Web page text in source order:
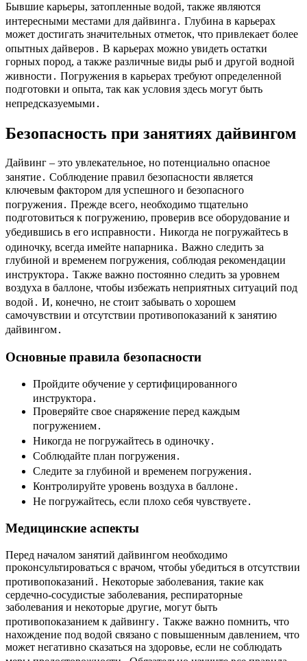
Бывшие карьеры, затопленные водой, также являются
интересными местами для дайвинга․ Глубина в карьерах
может достигать значительных отметок, что привлекает более
опытных дайверов․ В карьерах можно увидеть остатки
горных пород, а также различные виды рыб и другой водной
живности․ Погружения в карьерах требуют определенной
подготовки и опыта, так как условия здесь могут быть
непредсказуемыми․
Безопасность при занятиях дайвингом
Дайвинг – это увлекательное, но потенциально опасное
занятие․ Соблюдение правил безопасности является
ключевым фактором для успешного и безопасного
погружения․ Прежде всего, необходимо тщательно
подготовиться к погружению, проверив все оборудование и
убедившись в его исправности․ Никогда не погружайтесь в
одиночку, всегда имейте напарника․ Важно следить за
глубиной и временем погружения, соблюдая рекомендации
инструктора․ Также важно постоянно следить за уровнем
воздуха в баллоне, чтобы избежать неприятных ситуаций под
водой․ И, конечно, не стоит забывать о хорошем
самочувствии и отсутствии противопоказаний к занятию
дайвингом․
Основные правила безопасности
Пройдите обучение у сертифицированного
инструктора․
Проверяйте свое снаряжение перед каждым
погружением․
Никогда не погружайтесь в одиночку․
Соблюдайте план погружения․
Следите за глубиной и временем погружения․
Контролируйте уровень воздуха в баллоне․
Не погружайтесь, если плохо себя чувствуете․
Медицинские аспекты
Перед началом занятий дайвингом необходимо
проконсультироваться с врачом, чтобы убедиться в отсутствии
противопоказаний․ Некоторые заболевания, такие как
сердечно-сосудистые заболевания, респираторные
заболевания и некоторые другие, могут быть
противопоказанием к дайвингу․ Также важно помнить, что
нахождение под водой связано с повышенным давлением, что
может негативно сказаться на здоровье, если не соблюдать